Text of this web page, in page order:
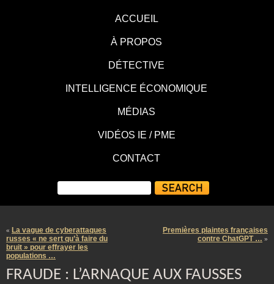
ACCUEIL
À PROPOS
DÉTECTIVE
INTELLIGENCE ÉCONOMIQUE
MÉDIAS
VIDÉOS IE / PME
CONTACT
« La vague de cyberattaques
russes « ne sert qu’à faire du
bruit » pour effrayer les
populations …
Premières plaintes françaises
contre ChatGPT … »
FRAUDE : L’ARNAQUE AUX FAUSSES